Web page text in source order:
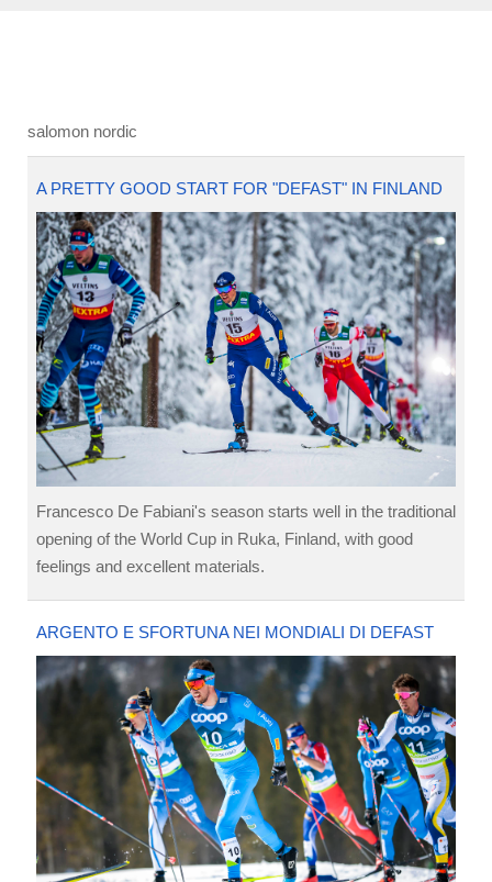
salomon nordic
A PRETTY GOOD START FOR "DEFAST" IN FINLAND
Francesco De Fabiani's season starts well in the traditional
opening of the World Cup in Ruka, Finland, with good
feelings and excellent materials.
ARGENTO E SFORTUNA NEI MONDIALI DI DEFAST